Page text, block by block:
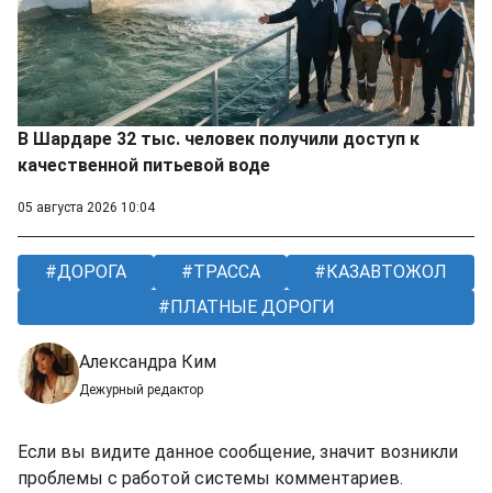
В Шардаре 32 тыс. человек получили доступ к
качественной питьевой воде
05 августа 2026 10:04
ДОРОГА ТРАССА
КАЗАВТОЖОЛ
ПЛАТНЫЕ ДОРОГИ
Александра Ким
Дежурный редактор
Если вы видите данное сообщение, значит возникли
проблемы с работой системы комментариев.